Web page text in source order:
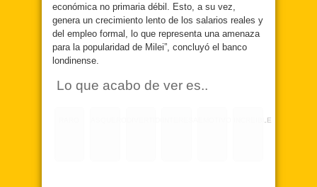
económica no primaria débil. Esto, a su vez,
genera un crecimiento lento de los salarios reales y
del empleo formal, lo que representa una amenaza
para la popularidad de Milei”, concluyó el banco
londinense.
Lo que acabo de ver es..
INCREIBLE